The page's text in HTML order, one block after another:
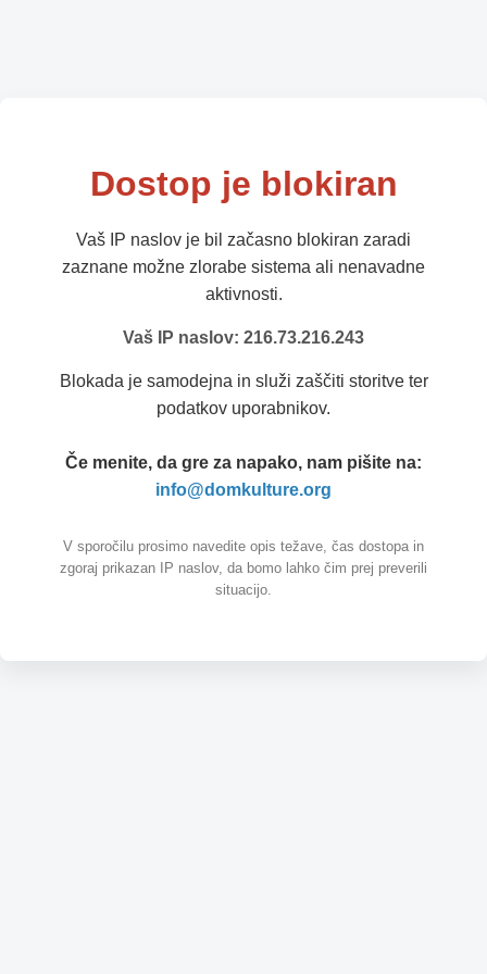
Dostop je blokiran
Vaš IP naslov je bil začasno blokiran zaradi
zaznane možne zlorabe sistema ali nenavadne
aktivnosti.
Vaš IP naslov: 216.73.216.243
Blokada je samodejna in služi zaščiti storitve ter
podatkov uporabnikov.
Če menite, da gre za napako, nam pišite na:
info@domkulture.org
V sporočilu prosimo navedite opis težave, čas dostopa in
zgoraj prikazan IP naslov, da bomo lahko čim prej preverili
situacijo.